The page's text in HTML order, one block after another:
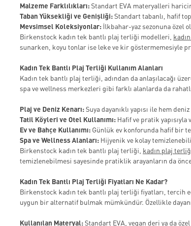
Malzeme Farklılıkları: Standart EVA materyalleri
Taban Yüksekliği ve Genişliği: Standart tabanlı, hafif
Mevsimsel Koleksiyonlar: İlkbahar-yaz sezonuna özel
Birkenstock kadın tek bantlı plaj terliği modelleri,
sunarken, koyu tonlar ise leke ve kir göstermemesiyle
Kadın Tek Bantlı Plaj Terliği Kullanım Alanları
Kadın tek bantlı plaj terliği, adından da anlaşılacağı
spa ve wellness merkezleri gibi farklı alanlarda da
Plaj ve Deniz Kenarı: Suya dayanıklı yapısı ile hem
Tatil Köyleri ve Otel Kullanımı: Hafif ve pratik
Ev ve Bahçe Kullanımı: Günlük ev konforunda hafif bir
Spa ve Wellness Alanları: Hijyenik ve kolay
Birkenstock kadın tek bantlı plaj terliği, kadın plaj
temizlenebilmesi sayesinde pratiklik arayanların da
Kadın Tek Bantlı Plaj Terliği Fiyatları Ne Kadar?
Birkenstock kadın tek bantlı plaj terliği fiyatları, tercih
uygun bir alternatif bulmak mümkündür. Özellikle
Kullanılan Materyal: Standart EVA, vegan deri ya da